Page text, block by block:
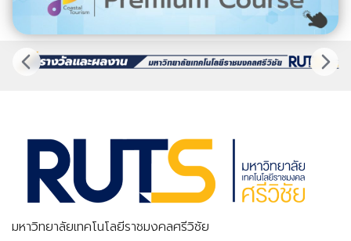
มหาวิทยาลัยเทคโนโลยีราชมงคลศรีวิชัย